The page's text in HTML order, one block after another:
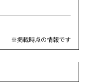
※掲載時点の情報です